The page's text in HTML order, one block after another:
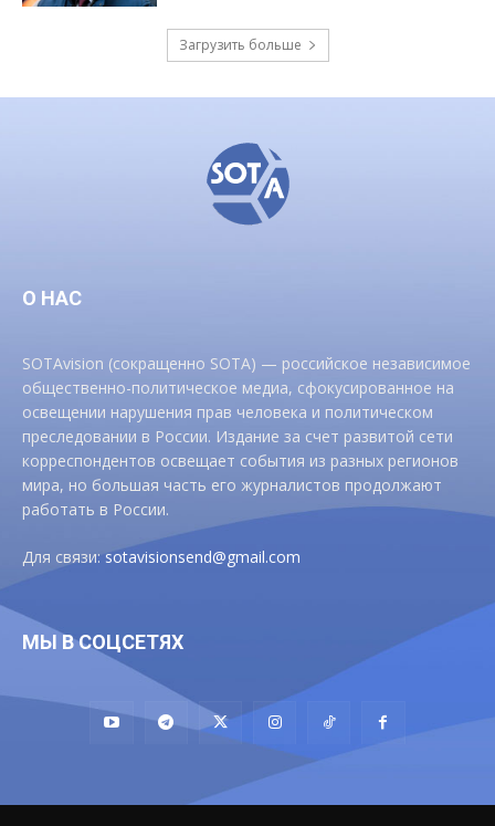
Загрузить больше
О НАС
SOTAvision (сокращенно SOTA) — российское независимое
общественно-политическое медиа, сфокусированное на
освещении нарушения прав человека и политическом
преследовании в России. Издание за счет развитой сети
корреспондентов освещает события из разных регионов
мира, но большая часть его журналистов продолжают
работать в России.
Для связи:sotavisionsend@gmail.com
МЫ В СОЦСЕТЯХ